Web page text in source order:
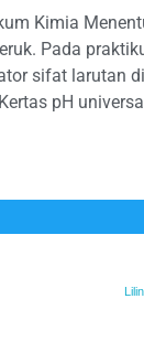
Kimia
Pada
sifat larutan
pH